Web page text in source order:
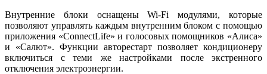
Внутренние блоки оснащены Wi-Fi модулями, которые
позволяют управлять каждым внутренним блоком с помощью
приложения «ConnectLife» и голосовых помощников «Алиса»
и «Салют». Функции авторестарт позволяет кондиционеру
включиться с теми же настройками после экстренного
отключения электроэнергии.